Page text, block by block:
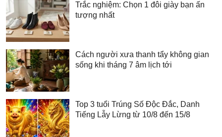
Trắc nghiệm: Chọn 1 đôi giày bạn ấn
tượng nhất
Cách người xưa thanh tẩy không gian
sống khi tháng 7 âm lịch tới
Top 3 tuổi Trúng Số Độc Đắc, Danh
Tiếng Lẫy Lừng từ 10/8 đến 15/8